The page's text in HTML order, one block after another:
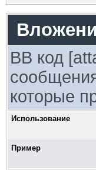
BB код
которые
Использование
Пример